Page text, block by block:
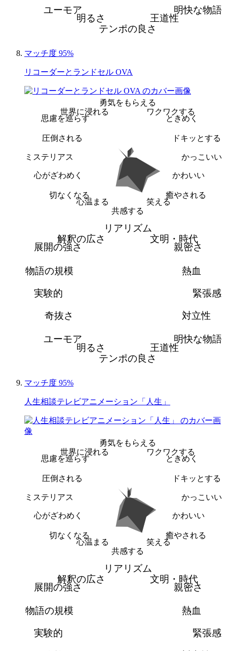
明快な物語
王道性
テンポの良さ
明るさ
ユーモア
マッチ度 95%
リコーダーとランドセル OVA
勇気をもらえる
ワクワクする
ときめく
ドキッとする
かっこいい
かわいい
癒やされる
笑える
共感する
心温まる
切なくなる
心がざわめく
ミステリアス
圧倒される
思慮を巡らす
世界に浸れる
リアリズム
文明・時代
親密さ
熱血
緊張感
対立性
明快な物語
王道性
テンポの良さ
明るさ
ユーモア
奇抜さ
実験的
物語の規模
展開の強さ
解釈の広さ
マッチ度 95%
人生相談テレビアニメーション「人生」
勇気をもらえる
ワクワクする
ときめく
ドキッとする
かっこいい
かわいい
癒やされる
笑える
共感する
心温まる
切なくなる
心がざわめく
ミステリアス
圧倒される
思慮を巡らす
世界に浸れる
リアリズム
文明・時代
親密さ
熱血
緊張感
実験的
物語の規模
展開の強さ
解釈の広さ